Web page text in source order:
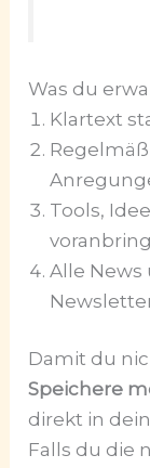
Was du
Klartext
Tools,
Alle News
Damit du
Speichere
direkt in
Falls du die